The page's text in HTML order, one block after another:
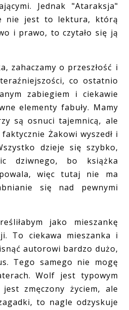
Jednak "Ataraksja"
nie jest to lektura, którą
i prawo, to czytało się ją
o przeszłość i
co ostatnio
zabiegiem i ciekawie
elementy fabuły. Mamy
są osnuci tajemnicą, ale
Żakowi wyszedł i
dzieje się szybko,
dziwnego, bo książka
więc tutaj nie ma
się nad pewnymi
jako mieszankę
To ciekawa mieszanka i
autorowi bardzo dużo,
Tego samego nie mogę
Wolf jest typowym
zmęczony życiem, ale
to nagle odzyskuje